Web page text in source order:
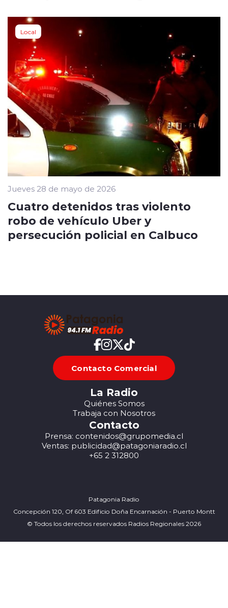
Local
Jueves 28 de mayo de 2026
Cuatro detenidos tras violento
robo de vehículo Uber y
persecución policial en Calbuco
Contacto Comercial
La Radio
Quiénes Somos
Trabaja con Nosotros
Contacto
Prensa: contenidos@grupomedia.cl
Ventas: publicidad@patagoniaradio.cl
+65 2 312800
Patagonia Radio
Concepción 120, Of 603 Edificio Doña Encarnación - Puerto Montt
© Todos los derechos reservados Radios Regionales 2026